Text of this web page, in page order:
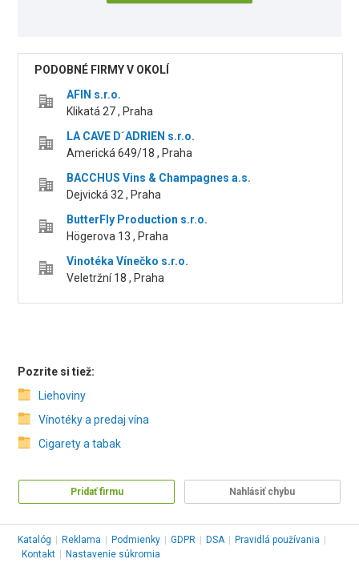
PODOBNÉ FIRMY V OKOLÍ
AFIN s.r.o.
Klikatá 27 , Praha
LA CAVE D´ADRIEN s.r.o.
Americká 649/18 , Praha
BACCHUS Vins & Champagnes a.s.
Dejvická 32 , Praha
ButterFly Production s.r.o.
Högerova 13 , Praha
Vinotéka Vínečko s.r.o.
Veletržní 18 , Praha
Pozrite si tiež:
Liehoviny
Vínotéky a predaj vína
Cigarety a tabak
Pridať firmu Nahlásiť chybu
Katalóg Reklama Podmienky GDPR DSA Pravidlá používania
Kontakt
Nastavenie súkromia